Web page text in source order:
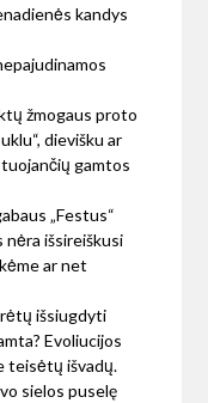
kandys
žmogaus proto
dievišku ar
gamtos
„Festus“
nėra išsireiškusi
ar net
išsiugdyti
Evoliucijos
teisėtų išvadų.
sielos puselę